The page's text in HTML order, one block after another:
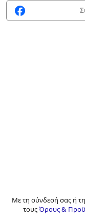
Με τη σύνδεσή σας ή
τουςΌρους &